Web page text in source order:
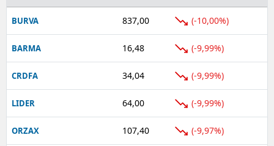
BURVA 837,00 (-10,00%)
BARMA 16,48 (-9,99%)
CRDFA 34,04 (-9,99%)
LIDER 64,00 (-9,99%)
ORZAX 107,40 (-9,97%)